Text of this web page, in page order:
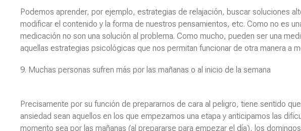
Podemos aprender, por ejemplo, estrategias de relajación, buscar soluciones
modificar el contenido y la forma de nuestros pensamientos, etc. Como no es
medicación no son una solución al problema. Como mucho, pueden ser una
aquellas estrategias psicológicas que nos permitan funcionar de otra manera a
9. Muchas personas sufren más por las mañanas o al inicio de la semana
Precisamente por su función de prepararnos de cara al peligro, tiene sentido
ansiedad sean aquellos en los que empezamos una etapa y anticipamos las
momento sea por las mañanas (al prepararse para empezar el día), los